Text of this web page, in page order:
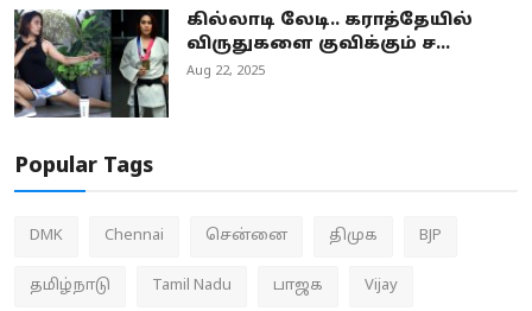
கில்லாடி லேடி.. கராத்தேயில்
விருதுகளை குவிக்கும் ச...
Aug 22, 2025
Popular Tags
DMK Chennai சென்னை திமுக BJP
தமிழ்நாடு Tamil Nadu பாஜக Vijay